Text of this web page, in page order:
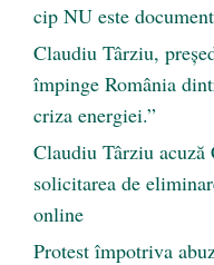
cip NU este
Claudiu Târziu,
împinge România
criza energiei.”
Claudiu Târziu acuză
solicitarea de
online
Protest împotriva